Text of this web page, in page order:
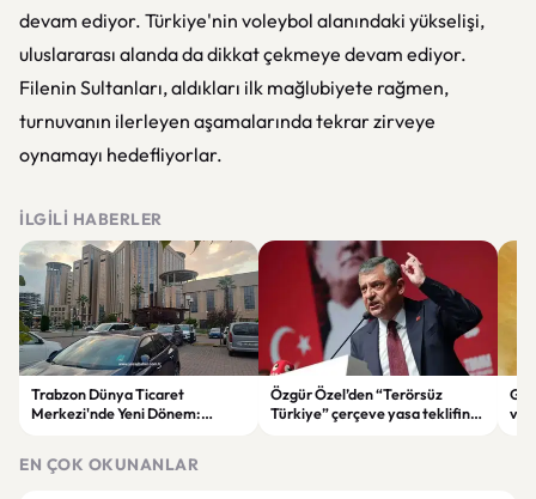
devam ediyor. Türkiye'nin voleybol alanındaki yükselişi,
uluslararası alanda da dikkat çekmeye devam ediyor.
Filenin Sultanları, aldıkları ilk mağlubiyete rağmen,
turnuvanın ilerleyen aşamalarında tekrar zirveye
oynamayı hedefliyorlar.
İLGILI HABERLER
Trabzon Dünya Ticaret
Merkezi'nde Yeni Dönem:
Zaman Tamamlanacak?
Özgür Özel’den “Terörsüz
Türkiye” çerçeve yasa teklifine
ve
EN ÇOK OKUNANLAR